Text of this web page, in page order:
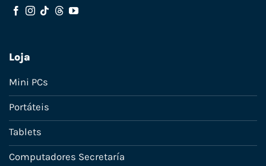
Loja
Mini PCs
Portáteis
Tablets
Computadores Secretaría